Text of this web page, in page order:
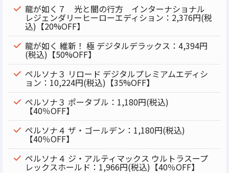
龍が如く７ 光と闇の行方 インターナショナル
レジェンダリーヒーローエディション：2,376円(税
込)【20%OFF】
龍が如く 維新！ 極 デジタルデラックス：4,394円
(税込)【50%OFF】
ペルソナ３ リロード デジタルプレミアムエディシ
ョン：10,224円(税込)【35%OFF】
ペルソナ３ ポータブル：1,180円(税込)
【40％OFF】
ペルソナ４ ザ・ゴールデン：1,180円(税込)
【40％OFF】
ペルソナ４ ジ・アルティマックス ウルトラスープ
レックスホールド：1,966円(税込)【40％OFF】